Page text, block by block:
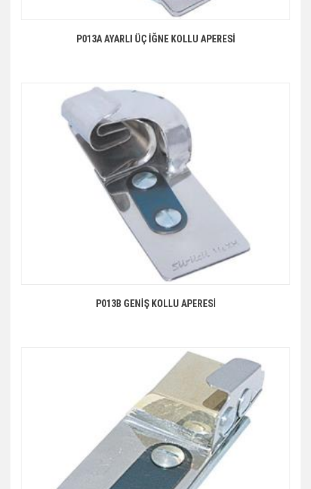
P013A AYARLI ÜÇ İĞNE KOLLU APERESİ
P013B GENİŞ KOLLU APERESİ